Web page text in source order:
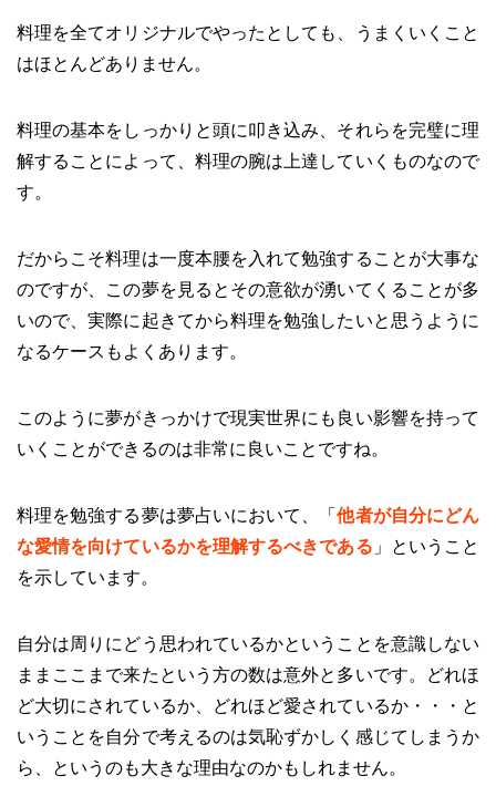
料理を全てオリジナルでやったとしても、うまくいくこと
はほとんどありません。
料理の基本をしっかりと頭に叩き込み、それらを完璧に理
解することによって、料理の腕は上達していくものなので
す。
だからこそ料理は一度本腰を入れて勉強することが大事な
のですが、この夢を見るとその意欲が湧いてくることが多
いので、実際に起きてから料理を勉強したいと思うように
なるケースもよくあります。
このように夢がきっかけで現実世界にも良い影響を持って
いくことができるのは非常に良いことですね。
料理を勉強する夢は夢占いにおいて、「他者が自分にどん
な愛情を向けているかを理解するべきである 」ということ
を示しています。
自分は周りにどう思われているかということを意識しない
ままここまで来たという方の数は意外と多いです。どれほ
ど大切にされているか、どれほど愛されているか・・・と
いうことを自分で考えるのは気恥ずかしく感じてしまうか
ら、というのも大きな理由なのかもしれません。